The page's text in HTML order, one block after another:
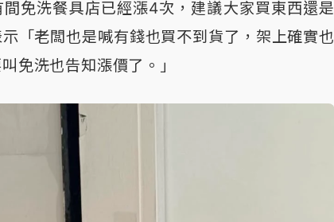
免洗餐具店已經漲4次，建議大家買東西還是
「老闆也是喊有錢也買不到貨了，架上確實也
免洗也告知漲價了。」